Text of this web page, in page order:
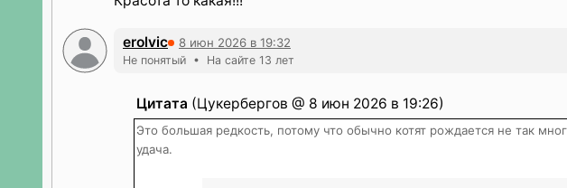
erolvic 8 июн 2026 в 19:32
Не понятый • На сайте 13 лет
Цитата (Цукербергов @ 8 июн 2026 в 19:26)
Это большая редкость, потому что обычно котят рождается не так
удача.